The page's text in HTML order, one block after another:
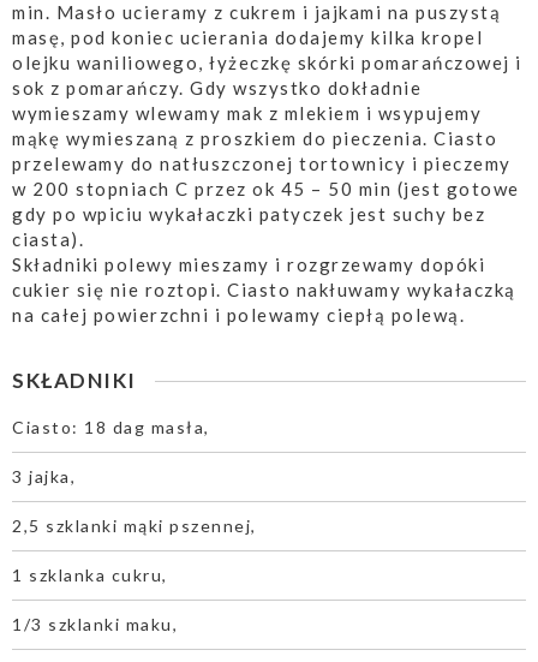
min. Masło ucieramy z cukrem i jajkami na puszystą
masę, pod koniec ucierania dodajemy kilka kropel
olejku waniliowego, łyżeczkę skórki pomarańczowej i
sok z pomarańczy. Gdy wszystko dokładnie
wymieszamy wlewamy mak z mlekiem i wsypujemy
mąkę wymieszaną z proszkiem do pieczenia. Ciasto
przelewamy do natłuszczonej tortownicy i pieczemy
w 200 stopniach C przez ok 45 – 50 min (jest gotowe
gdy po wpiciu wykałaczki patyczek jest suchy bez
ciasta).
Składniki polewy mieszamy i rozgrzewamy dopóki
cukier się nie roztopi. Ciasto nakłuwamy wykałaczką
na całej powierzchni i polewamy ciepłą polewą.
SKŁADNIKI
Ciasto: 18 dag masła,
3 jajka,
2,5 szklanki mąki pszennej,
1 szklanka cukru,
1/3 szklanki maku,